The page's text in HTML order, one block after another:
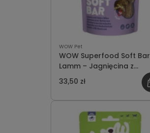
WOW Pet
WOW Superfood Soft Bar
Lamm – Jagnięcina z
Buraczkami Miękkie
Przysmaki dla Psa 150g
33,50 zł